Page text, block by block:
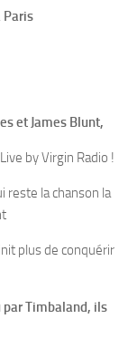
Paris
et James Blunt,
by Virgin Radio !
reste la chanson la
plus de conquérir
par Timbaland, ils